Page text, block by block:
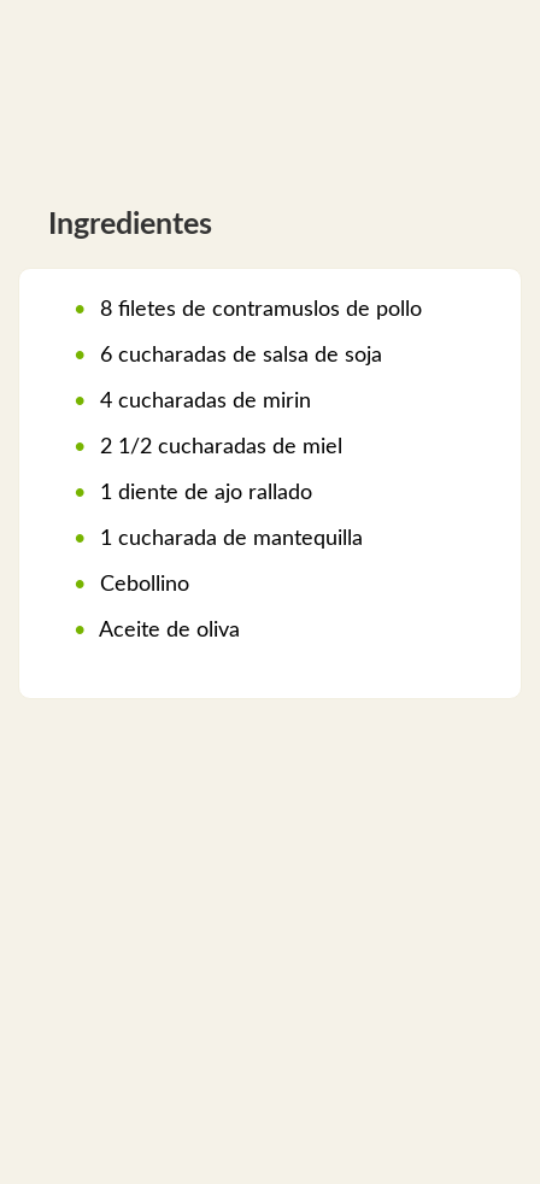
Ingredientes
8 filetes de contramuslos de pollo
6 cucharadas de salsa de soja
4 cucharadas de mirin
2 1/2 cucharadas de miel
1 diente de ajo rallado
1 cucharada de mantequilla
Cebollino
Aceite de oliva